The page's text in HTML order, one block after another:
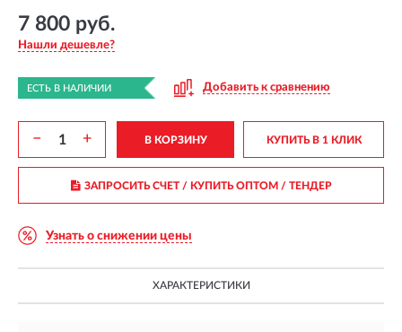
7 800 руб.
Нашли дешевле?
ЕСТЬ В НАЛИЧИИ Добавить к сравнению
− + В КОРЗИНУ КУПИТЬ В 1 КЛИК
ЗАПРОСИТЬ СЧЕТ / КУПИТЬ ОПТОМ/ ТЕНДЕР
Узнать о снижении цены
ХАРАКТЕРИСТИКИ